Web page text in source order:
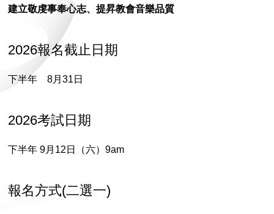
建立敬虔事奉心志、提昇教會音樂品質
2026報名截止日期
下半年 8月31日
2026考試日期
下半年 9月12日（六）9am
報名方式(二選一)